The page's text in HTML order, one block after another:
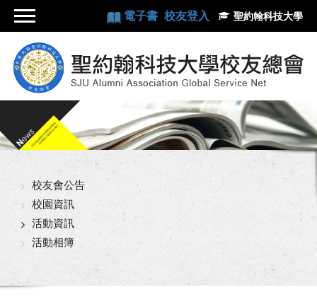
電子書 校友登入 聖約翰科技大學
校友會公告
校園資訊
活動資訊
活動相簿